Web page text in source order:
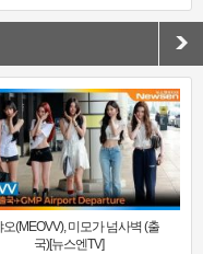
오(MEOVV), 미모가 넘사벽 (출
국)[뉴스엔TV]